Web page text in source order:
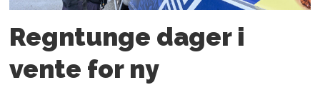
Regntunge dager i
vente for ny